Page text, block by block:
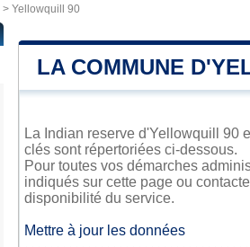
> Yellowquill 90
LA COMMUNE
La Indian reserve d'Yellowquill 90
clés sont répertoriées ci-dessous.
Pour toutes vos démarches
indiqués sur cette page ou
disponibilité du service.
Mettre à jour les données